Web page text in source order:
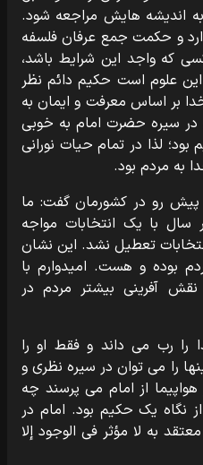
اندیشه هایش مراجعه شود.
و حکمت جمع عرفان فلسفه
که واجد این شرایط باشد،
علوم است حکیم دائم نظر
خدا بر اساس معرفت و ایمان به
در سیره حضرت امام به خوبی
لذا در تمام حیات نورانی
به مردم بود.
پیش رو در کشورمان گفت: ما
با یک انتخابات مواجه
تعطیل نشد. این نشان
بوده و هست. امیدوارم با
نقش آفرینی بیشتر مردم در
را رب می داند و فقط او را
را می توان در سیره نظری و
از امام می پرسند چه
نگاه یک حکیم بود. امام در
به️ لا مؤثر فی الوجود إلا